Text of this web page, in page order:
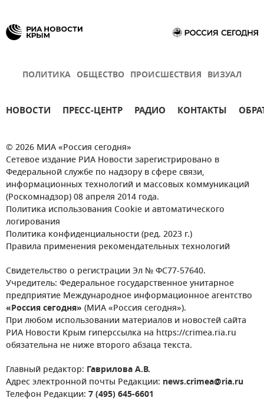
ПОЛИТИКА ОБЩЕСТВО ПРОИСШЕСТВИЯ ВИЗУАЛ
НОВОСТИ ПРЕСС-ЦЕНТР РАДИО КОНТАКТЫ
© 2026 МИА «Россия сегодня»
Сетевое издание РИА Новости зарегистрировано в
Федеральной службе по надзору в сфере связи,
информационных технологий и массовых коммуникаций
(Роскомнадзор) 08 апреля 2014 года.
Политика использования Cookie и автоматического
логирования
Политика конфиденциальности (ред. 2023 г.)
Правила применения рекомендательных технологий
Свидетельство о регистрации Эл № ФС77-57640.
Учредитель: Федеральное государственное унитарное
предприятие Международное информационное агентство
«Россия сегодня» (МИА «Россия сегодня»).
При любом использовании материалов и новостей сайта
РИА Новости Крым гиперссылка на https://crimea.ria.ru
обязательна не ниже второго абзаца текста.
Главный редактор: Гаврилова А.В.
Адрес электронной почты Редакции: news.crimea@ria.ru
Телефон Редакции: 7 (495) 645-6601